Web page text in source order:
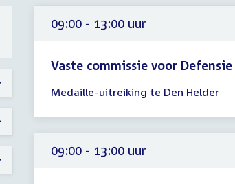
09:00 - 13:00 uur
Vaste commissie voor Defensie
vergadering
09:00
-
13:00
Medaille-uitreiking te Den Helder
09:00 - 13:00 uur